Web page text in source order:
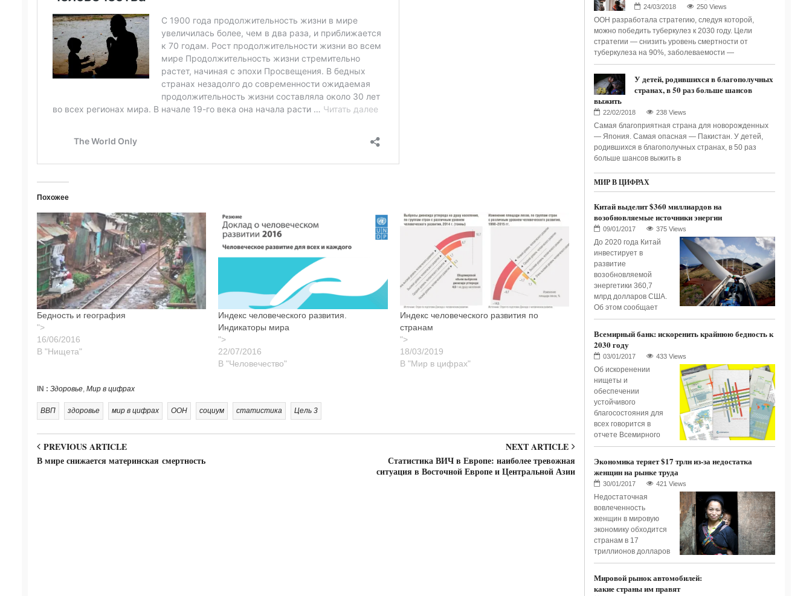
Похожее
Бедность и география
">
В "Нищета"
Индекс человеческого развития.
Индикаторы мира
">
В "Человечество"
Индекс человеческого развития по
странам
">
В "Мир в цифрах"
IN : Здоровье, Мир в цифрах
ВВП здоровье мир в цифрах ООН социум статистика Цель 3
PREVIOUS ARTICLE
В мире снижается материнская смертность
NEXT ARTICLE
Статистика ВИЧ в Европе: наиболее тревожная
ситуация в Восточной Европе и Центральной Азии
250 Views
ООН разработала стратегию, следуя которой,
можно победить туберкулез к 2030 году. Цели
стратегии — снизить уровень смертности от
туберкулеза на 90%, заболеваемости —
У детей, родившихся в благополучных
странах, в 50 раз больше шансов
выжить
238 Views
Самая благоприятная страна для новорожденных
— Япония. Самая опасная — Пакистан. У детей,
родившихся в благополучных странах, в 50 раз
больше шансов выжить в
МИР В ЦИФРАХ
Китай выделит $360 миллиардов на
возобновляемые источники энергии
375 Views
До 2020 года Китай
инвестирует в
развитие
возобновляемой
энергетики 360,7
млрд долларов США.
Об этом сообщает
Всемирный банк: искоренить крайнюю бедность к
2030 году
433 Views
Об искоренении
нищеты и
обеспечении
устойчивого
благосостояния для
всех говорится в
отчете Всемирного
Экономика теряет $17 трлн из-за недостатка
женщин на рынке труда
421 Views
Недостаточная
вовлеченность
женщин в мировую
экономику обходится
странам в 17
триллионов долларов
Мировой рынок автомобилей:
какие страны им правят